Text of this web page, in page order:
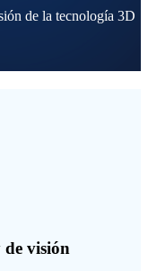
de la tecnología 3D
de visión